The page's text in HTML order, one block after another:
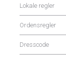
Lokale regler
Ordensregler
Dresscode